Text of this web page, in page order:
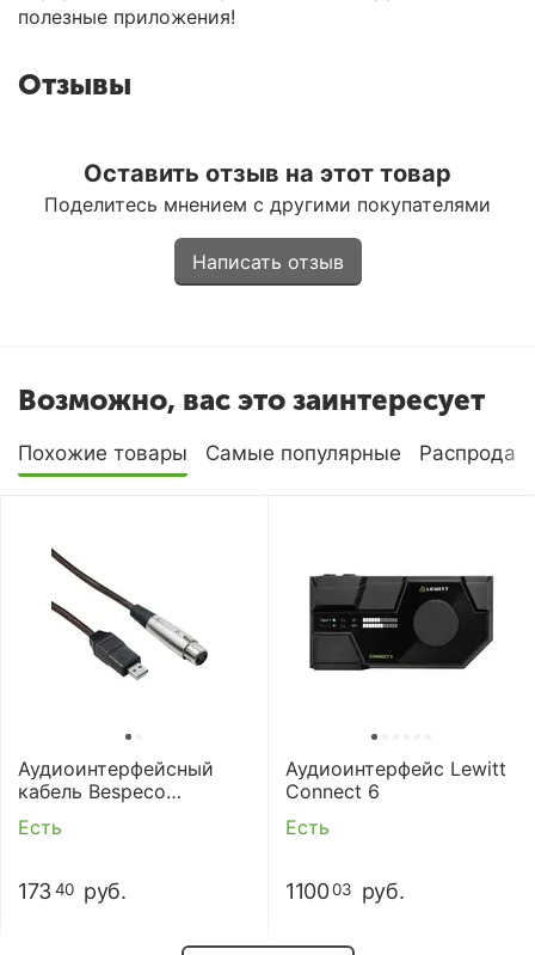
полезные приложения!
Отзывы
Оставить отзыв на этот товар
Поделитесь мнением с другими покупателями
Написать отзыв
Возможно, вас это заинтересует
Похожие товары Самые популярные
Аудиоинтерфейсный
кабель Bespeco
BMUSB200
Есть
173 40 руб.
Аудиоинтерфейс Lewitt
Connect 6
Есть
110003 руб.